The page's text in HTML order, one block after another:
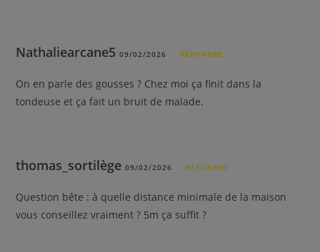
Nathaliearcane509/02/2026 RÉPONDRE
On en parle des gousses ? Chez moi ça finit dans la
tondeuse et ça fait un bruit de malade.
thomas_sortilège09/02/2026 RÉPONDRE
Question bête : à quelle distance minimale de la maison
vous conseillez vraiment ? 5m ça suffit ?